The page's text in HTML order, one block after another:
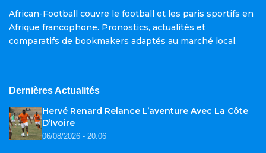
African-Football couvre le football et les paris sportifs en
Afrique francophone. Pronostics, actualités et
comparatifs de bookmakers adaptés au marché local.
Dernières Actualités
Hervé Renard Relance L’aventure Avec La Côte
D’Ivoire
06/08/2026 - 20:06